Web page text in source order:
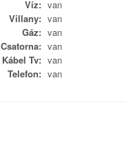
Víz: van
Villany: van
Gáz: van
Csatorna: van
Kábel Tv: van
Telefon: van